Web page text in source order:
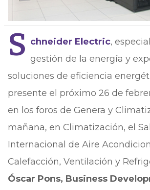
S chneider Electric,
gestión de la energía y
soluciones de eficiencia
presente el próximo 26 de
en los foros de Genera y
mañana, en Climatización, el
Internacional de Aire
Calefacción, Ventilación y
Óscar Pons, Business